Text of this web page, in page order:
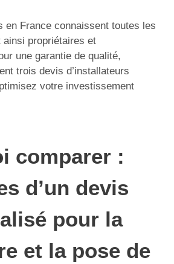
en France connaissent toutes les
ainsi propriétaires et
une garantie de qualité,
trois devis d’installateurs
votre investissement
comparer :
d’un devis
pour la
et la pose de